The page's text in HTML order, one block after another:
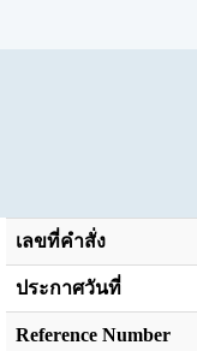
เลขที่คำสั่ง
ประกาศวันที่
Reference Number